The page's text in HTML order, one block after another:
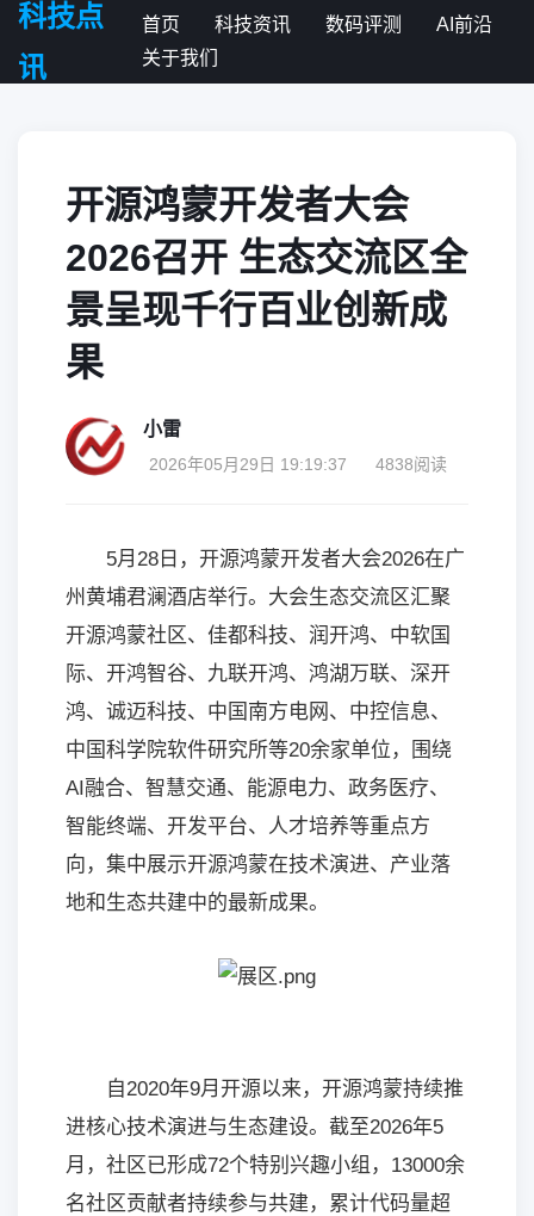
科技点
讯
首页 科技资讯 数码评测
AI前沿
关于我们
开源鸿蒙开发者大会
2026召开 生态交流区全
景呈现千行百业创新成
果
小雷
2026年05月29日 19:19:37 4838阅读
5月28日，开源鸿蒙开发者大会2026在广
州黄埔君澜酒店举行。大会生态交流区汇聚
开源鸿蒙社区、佳都科技、润开鸿、中软国
际、开鸿智谷、九联开鸿、鸿湖万联、深开
鸿、诚迈科技、中国南方电网、中控信息、
中国科学院软件研究所等20余家单位，围绕
AI融合、智慧交通、能源电力、政务医疗、
智能终端、开发平台、人才培养等重点方
向，集中展示开源鸿蒙在技术演进、产业落
地和生态共建中的最新成果。
自2020年9月开源以来，开源鸿蒙持续推
进核心技术演进与生态建设。截至2026年5
月，社区已形成72个特别兴趣小组，13000余
名社区贡献者持续参与共建，累计代码量超